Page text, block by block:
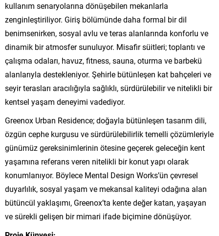
kullanım senaryolarına dönüşebilen mekanlarla
zenginleştiriliyor. Giriş bölümünde daha formal bir dil
benimsenirken, sosyal avlu ve teras alanlarında konforlu ve
dinamik bir atmosfer sunuluyor. Misafir süitleri; toplantı ve
çalışma odaları, havuz, fitness, sauna, oturma ve barbekü
alanlarıyla destekleniyor. Şehirle bütünleşen kat bahçeleri ve
seyir terasları aracılığıyla sağlıklı, sürdürülebilir ve nitelikli bir
kentsel yaşam deneyimi vadediyor.
Greenox Urban Residence; doğayla bütünleşen tasarım dili,
özgün cephe kurgusu ve sürdürülebilirlik temelli çözümleriyle
günümüz gereksinimlerinin ötesine geçerek geleceğin kent
yaşamına referans veren nitelikli bir konut yapı olarak
konumlanıyor. Böylece Mental Design Works’ün çevresel
duyarlılık, sosyal yaşam ve mekansal kaliteyi odağına alan
bütüncül yaklaşımı, Greenox’ta kente değer katan, yaşayan
ve sürekli gelişen bir mimari ifade biçimine dönüşüyor.